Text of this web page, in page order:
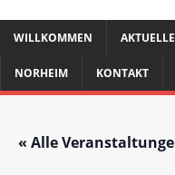
WILLKOMMEN
NORHEIM KONTAKT
« Alle